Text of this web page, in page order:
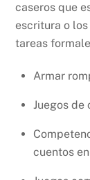
caseros que
escritura o
tareas
Armar
Juegos de
cuentos